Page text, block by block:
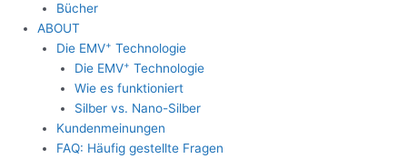
Bücher
ABOUT
Die EMV+ Technologie
Die EMV+ Technologie
Wie es funktioniert
Silber vs. Nano-Silber
Kundenmeinungen
FAQ: Häufig gestellte Fragen